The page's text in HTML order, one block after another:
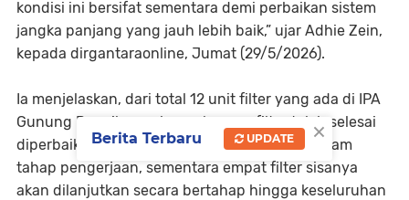
kondisi ini bersifat sementara demi perbaikan sistem
jangka panjang yang jauh lebih baik,” ujar Adhie Zein,
kepada dirgantaraonline, Jumat (29/5/2026).
Ia menjelaskan, dari total 12 unit filter yang ada di IPA
Gunung Pangilun, sebanyak enam filter telah selesai
diperbaiki. Saat ini dua filter lainnya masih dalam
tahap pengerjaan, sementara empat filter sisanya
akan dilanjutkan secara bertahap hingga keseluruhan
×
Berita Terbaru UPDATE